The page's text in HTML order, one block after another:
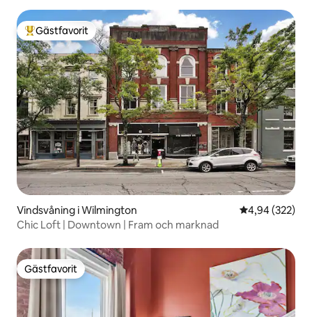
Populär gästfavorit
Gästfavorit
Vindsvåning i Wilmington 4,94 av 5 i
4,94 (322)
Chic Loft | Downtown | Fram och marknad
Gästfavorit
Gästfavorit